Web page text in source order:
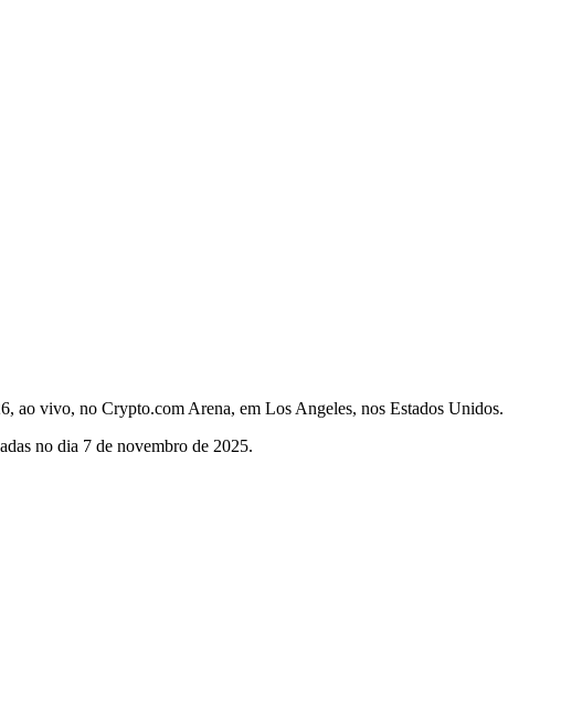
ao vivo, no Crypto.com Arena, em Los Angeles, nos Estados Unidos.
no dia 7 de novembro de 2025.